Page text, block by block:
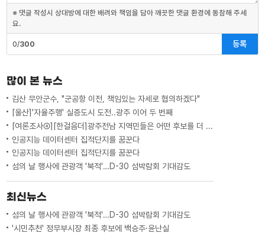
※ 댓글 작성시 상대방에 대한 배려와 책임을 담아 깨끗한 댓글 환경에 동참해 주세
요.
0/300 등록
많이 본 뉴스
김산 무안군수, "군공항 이전, 책임있는 자세로 협의하겠다"
[울산]'자율주행' 실증도시 도전..광주 이어 두 번째
[여론조사④][한걸음더]광주전남 지역민들은 어떤 후보를 더 선호할까.. 변수는?
인공지능 데이터센터 집적단지를 꿈꾼다
인공지능 데이터센터 집적단지를 꿈꾼다
섬의 날 행사에 관광객 '북적'…D-30 섬박람회 기대감도
최신뉴스
섬의 날 행사에 관광객 '북적'…D-30 섬박람회 기대감도
'시민추천' 정무부시장 최종 후보에 백승주·윤난실